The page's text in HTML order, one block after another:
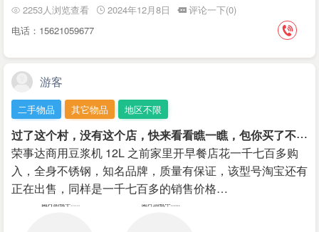
2253人浏览查看 2024年12月8日
评论一下(0)
电话：15621059677
游客
二手物品 其它物品 地区不限
过
了这个村，没有这个店，快来看看瞧一瞧，包你买了不后悔！
荣事达商用豆浆机 12L 之前家里开早餐店花一千七百多购
入，全身不锈钢，知名品牌，质量有保证，该型号淘宝还有
正在出售，同样是一千七百多的销售价格…